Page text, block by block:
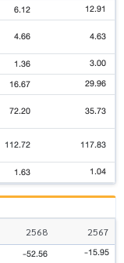
6.12 12.91
4.66 4.63
1.36 3.00
16.67 29.96
72.20 35.73
112.72 117.83
1.63 1.04
2568
2567
-52.56 -15.95